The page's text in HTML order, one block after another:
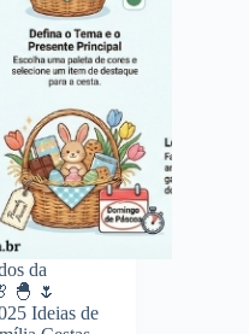
da
🐣 🌷
Ideias de